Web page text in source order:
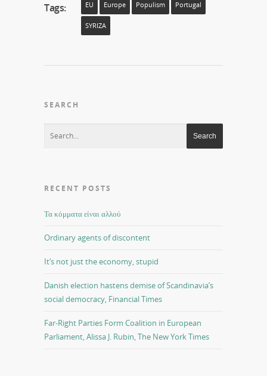
Tags: EU Europe Populism Portugal
SYRIZA
SEARCH
RECENT POSTS
Τα κόμματα είναι αλλού
Ordinary agents of discontent
It’s not just the economy, stupid
Danish election hastens demise of Scandinavia’s
social democracy, Financial Times
Far-Right Parties Form Coalition in European
Parliament, Alissa J. Rubin, The New York Times